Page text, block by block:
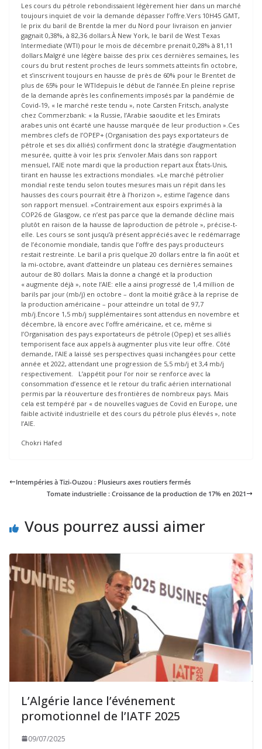
Les cours du pétrole rebondissaient légèrement hier dans un marché
toujours inquiet de voir la demande dépasser l’offre.Vers 10H45 GMT,
le prix du baril de Brentde la mer du Nord pour livraison en janvier
gagnait 0,38%, à 82,36 dollars.À New York, le baril de West Texas
Intermediate (WTI) pour le mois de décembre prenait 0,28% à 81,11
dollars.Malgré une légère baisse des prix ces dernières semaines, les
cours du brut restent proches de leurs sommets atteints fin octobre,
et s’inscrivent toujours en hausse de près de 60% pour le Brentet de
plus de 65% pour le WTIdepuis le début de l’année.En pleine reprise
de la demande après les confinements imposés par la pandémie de
Covid-19, « le marché reste tendu », note Carsten Fritsch, analyste
chez Commerzbank: « la Russie, l’Arabie saoudite et les Emirats
arabes unis ont écarté une hausse marquée de leur production ».Ces
membres clefs de l’OPEP+ (Organisation des pays exportateurs de
pétrole et ses dix alliés) confirment donc la stratégie d’augmentation
mesurée, quitte à voir les prix s’envoler.Mais dans son rapport
mensuel, l’AIE note mardi que la production repart aux États-Unis,
tirant en hausse les extractions mondiales. »Le marché pétrolier
mondial reste tendu selon toutes mesures mais un répit dans les
hausses des cours pourrait être à l’horizon », estime l’agence dans
son rapport mensuel. »Contrairement aux espoirs exprimés à la
COP26 de Glasgow, ce n’est pas parce que la demande décline mais
plutôt en raison de la hausse de laproduction de pétrole », précise-t-
elle. Les cours se sont jusqu’à présent appréciés avec le redémarrage
de l’économie mondiale, tandis que l’offre des pays producteurs
restait restreinte. Le baril a pris quelque 20 dollars entre la fin août et
la mi-octobre, avant d’atteindre un plateau ces dernières semaines
autour de 80 dollars. Mais la donne a changé et la production
« augmente déjà », note l’AIE: elle a ainsi progressé de 1,4 million de
barils par jour (mb/j) en octobre – dont la moitié grâce à la reprise de
la production américaine – pour atteindre un total de 97,7
mb/j.Encore 1,5 mb/j supplémentaires sont attendus en novembre et
décembre, là encore avec l’offre américaine, et ce, même si
l’Organisation des pays exportateurs de pétrole (Opep) et ses alliés
temporisent face aux appels à augmenter plus vite leur offre. Côté
demande, l’AIE a laissé ses perspectives quasi inchangées pour cette
année et 2022, attendant une progression de 5,5 mb/j et 3,4 mb/j
respectivement. L’appétit pour l’or noir se renforce avec la
consommation d’essence et le retour du trafic aérien international
permis par la réouverture des frontières de nombreux pays. Mais
cela est tempéré par « de nouvelles vagues de Covid en Europe, une
faible activité industrielle et des cours du pétrole plus élevés », note
l’AIE.
Chokri Hafed
Intempéries à Tizi-Ouzou : Plusieurs axes routiers fermés
Tomate industrielle : Croissance de la production de 17% en 2021
Vous pourrez aussi aimer
L’Algérie lance l’événement
promotionnel de l’IATF 2025
09/07/2025